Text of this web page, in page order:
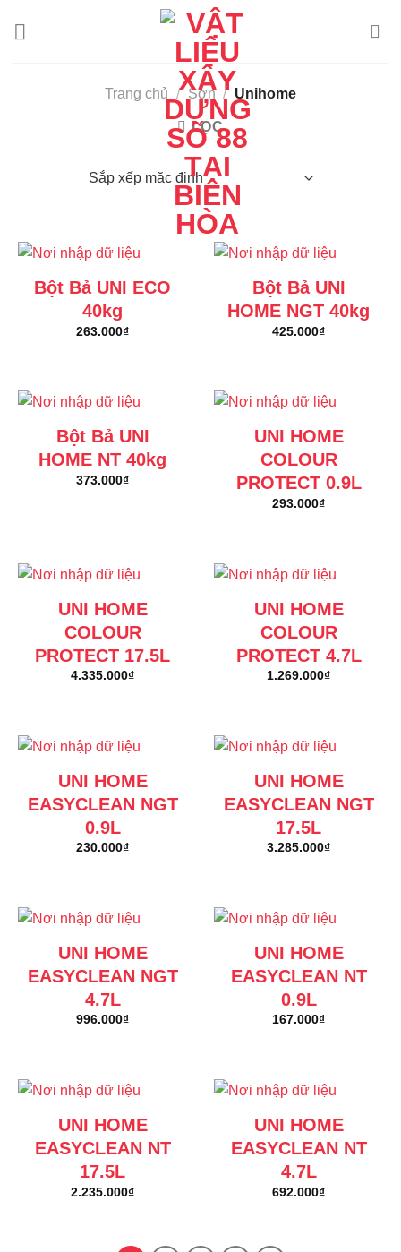
Trang chủ / Sơn / Unihome
LỌC
Bột Bả UNI ECO
40kg
263.000₫
Bột Bả UNI
HOME NGT 40kg
425.000₫
Bột Bả UNI
HOME NT 40kg
373.000₫
UNI HOME
COLOUR
PROTECT 0.9L
293.000₫
UNI HOME
COLOUR
PROTECT 17.5L
4.335.000₫
UNI HOME
COLOUR
PROTECT 4.7L
1.269.000₫
UNI HOME
EASYCLEAN NGT
0.9L
230.000₫
UNI HOME
EASYCLEAN NGT
17.5L
3.285.000₫
UNI HOME
EASYCLEAN NGT
4.7L
996.000₫
UNI HOME
EASYCLEAN NT
0.9L
167.000₫
UNI HOME
EASYCLEAN NT
17.5L
2.235.000₫
UNI HOME
EASYCLEAN NT
4.7L
692.000₫